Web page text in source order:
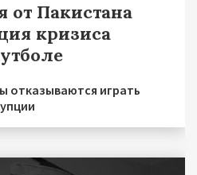
от Пакистана
кризиса
отказываются играть